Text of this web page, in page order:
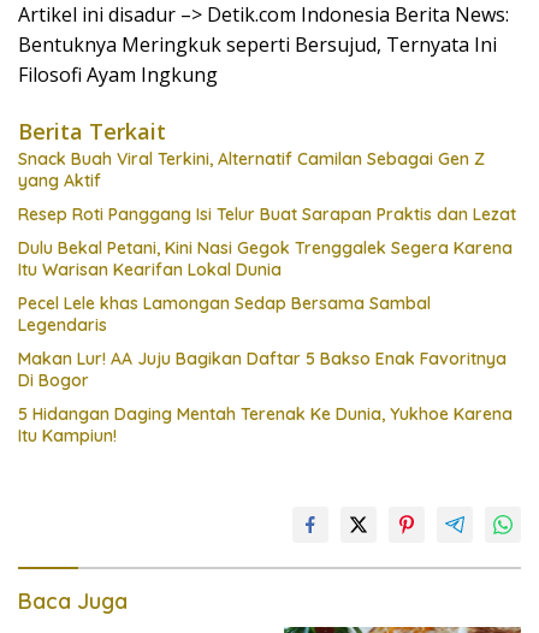
Artikel ini disadur –> Detik.com Indonesia Berita News:
Bentuknya Meringkuk seperti Bersujud, Ternyata Ini
Filosofi Ayam Ingkung
Berita Terkait
Snack Buah Viral Terkini, Alternatif Camilan Sebagai Gen Z
yang Aktif
Resep Roti Panggang Isi Telur Buat Sarapan Praktis dan Lezat
Dulu Bekal Petani, Kini Nasi Gegok Trenggalek Segera Karena
Itu Warisan Kearifan Lokal Dunia
Pecel Lele khas Lamongan Sedap Bersama Sambal
Legendaris
Makan Lur! AA Juju Bagikan Daftar 5 Bakso Enak Favoritnya
Di Bogor
5 Hidangan Daging Mentah Terenak Ke Dunia, Yukhoe Karena
Itu Kampiun!
Baca Juga